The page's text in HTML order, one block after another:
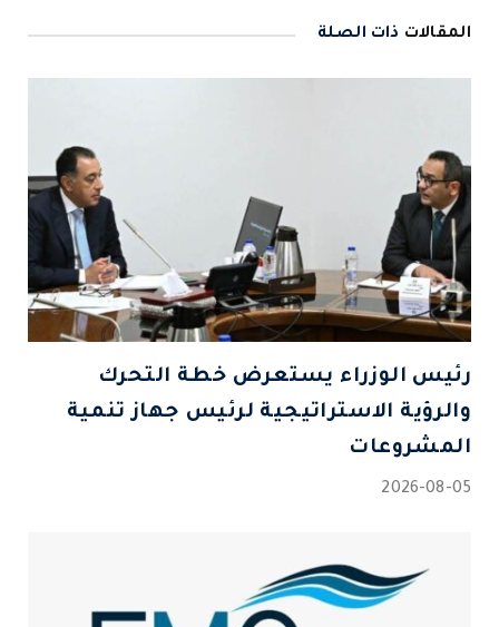
المقالات ذات الصلة
رئيس الوزراء يستعرض خطة التحرك
والرؤية الاستراتيجية لرئيس جهاز تنمية
المشروعات
2026-08-05